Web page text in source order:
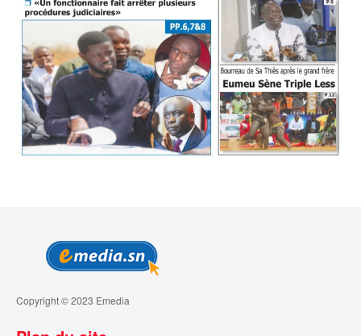
Copyright © 2023 Emedia